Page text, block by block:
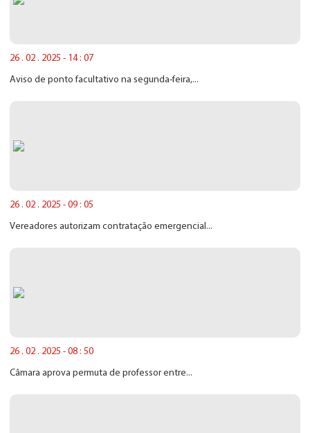
26 . 02 . 2025 - 14 : 07
Aviso de ponto facultativo na segunda-feira,...
26 . 02 . 2025 - 09 : 05
Vereadores autorizam contratação emergencial...
26 . 02 . 2025 - 08 : 50
Câmara aprova permuta de professor entre...